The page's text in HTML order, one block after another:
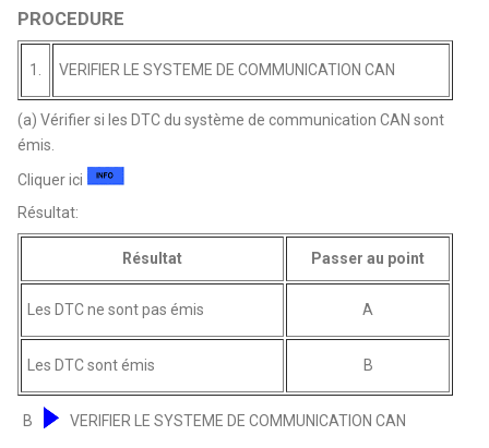
PROCEDURE
1. VERIFIER LE SYSTEME DE COMMUNICATION CAN
(a) Vérifier si les DTC du système de communication CAN sont
émis.
Cliquer ici
Résultat:
Résultat Passer au point
Les DTC ne sont pas émis A
Les DTC sont émis B
B VERIFIER LE SYSTEME DE COMMUNICATION CAN